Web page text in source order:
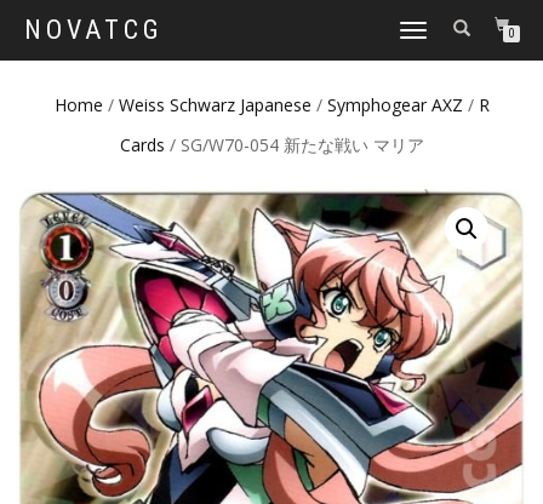
NOVATCG
TOGGLE
0
Home / Weiss Schwarz Japanese / Symphogear AXZ / R
Cards / SG/W70-054 新たな戦い マリア